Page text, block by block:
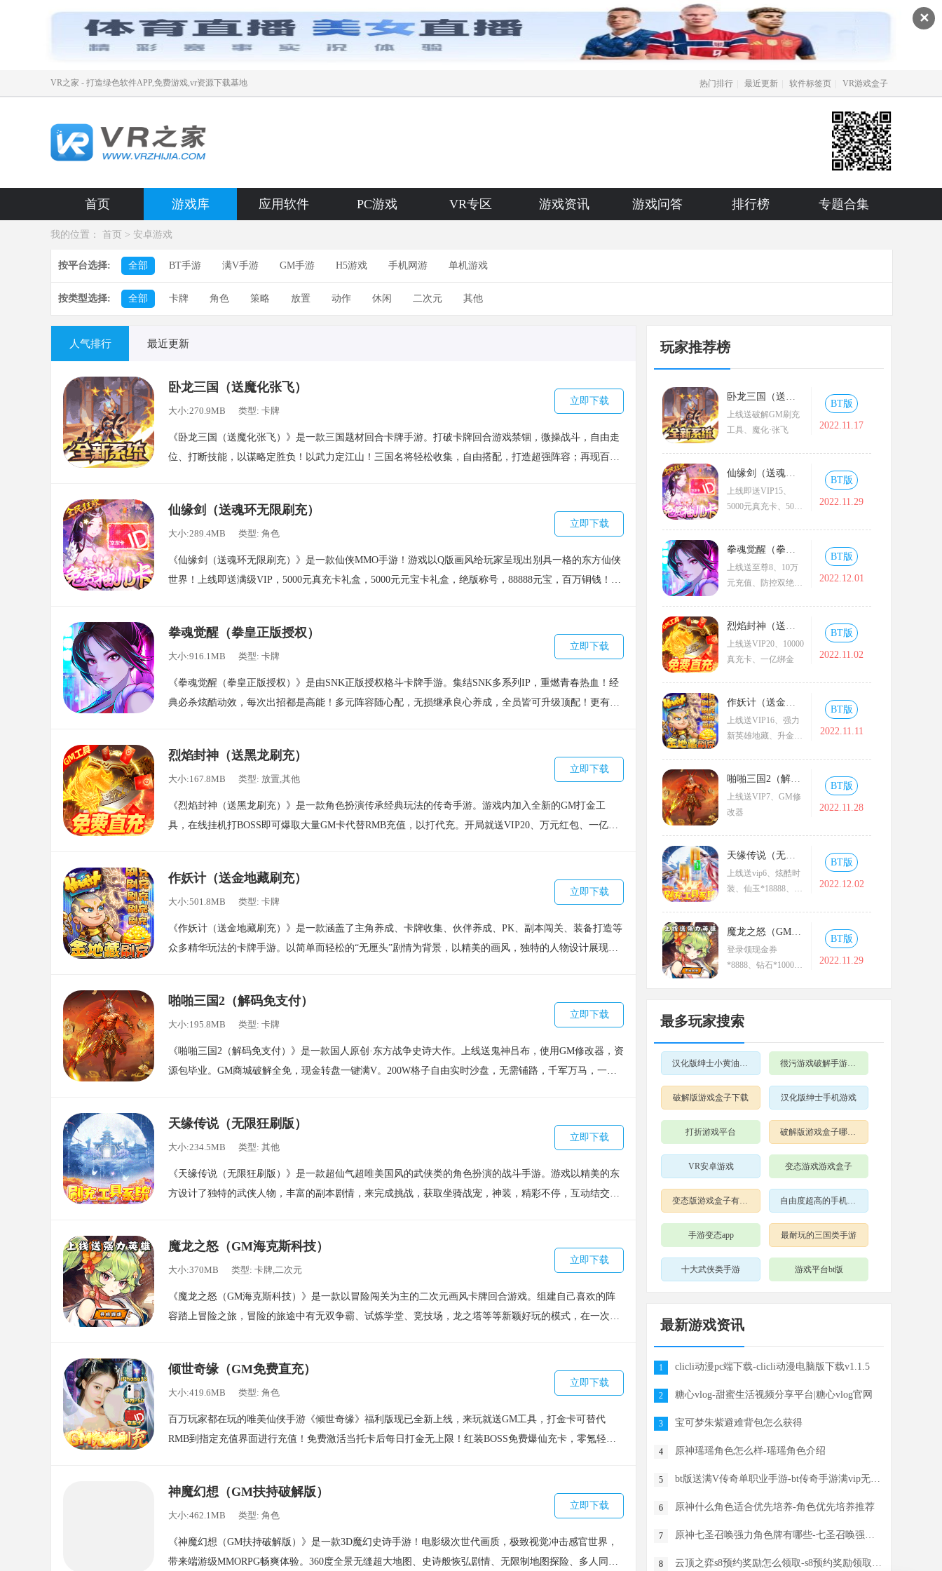
✕
VR之家 - 打造绿色软件APP,免费游戏,vr资源下载基地 热门排行 最近更新 软件标签页 VR游戏盒子
首页 游戏库 应用软件 PC游戏 VR专区 游戏资讯 游戏问答 排行榜 专题合集
我的位置： 首页 > 安卓游戏
按平台选择: 全部 BT手游 满V手游 GM手游 H5游戏 手机网游 单机游戏
按类型选择: 全部 卡牌 角色 策略 放置 动作 休闲 二次元 其他
人气排行 最近更新
卧龙三国（送魔化张飞）
大小:270.9MB 类型: 卡牌
《卧龙三国（送魔化张飞）》是一款三国题材回合卡牌手游。打破卡牌回合游戏禁锢，微操战斗，自由走
位、打断技能，以谋略定胜负！以武力定江山！三国名将轻松收集，自由搭配，打造超强阵容；再现百城
立即下载
仙缘剑（送魂环无限刷充）
大小:289.4MB 类型: 角色
《仙缘剑（送魂环无限刷充）》是一款仙侠MMO手游！游戏以Q版画风给玩家呈现出别具一格的东方仙侠
世界！上线即送满级VIP，5000元真充卡礼盒，5000元元宝卡礼盒，绝版称号，88888元宝，百万铜钱！全
能免费领取万年魂环。如此高福利的游戏，你还在等什么？激情的仙侠之路等你来开辟！
立即下载
拳魂觉醒（拳皇正版授权）
大小:916.1MB 类型: 卡牌
《拳魂觉醒（拳皇正版授权）》是由SNK正版授权格斗卡牌手游。集结SNK多系列IP，重燃青春热血！经
典必杀炫酷动效，每次出招都是高能！多元阵容随心配，无损继承良心养成，全员皆可升级顶配！更有全
立即下载
烈焰封神（送黑龙刷充）
大小:167.8MB 类型: 放置,其他
《烈焰封神（送黑龙刷充）》是一款角色扮演传承经典玩法的传奇手游。游戏内加入全新的GM打金工
具，在线挂机打BOSS即可爆取大量GM卡代替RMB充值，以打代充。开局就送VIP20、万元红包、一亿绑
立即下载
作妖计（送金地藏刷充）
大小:501.8MB 类型: 卡牌
《作妖计（送金地藏刷充）》是一款涵盖了主角养成、卡牌收集、伙伴养成、PK、副本闯关、装备打造等
众多精华玩法的卡牌手游。以简单而轻松的“无厘头”剧情为背景，以精美的画风，独特的人物设计展现给
的局限性。游戏吸取了传统卡牌产品经验，对用户体验重点进行了丰富，增强了卡牌收集成就感及培养的
乐趣，并且在其原有的核心上增强PVP、PVE系统，提升用户体验的同时加强游戏可玩性。
立即下载
啪啪三国2（解码免支付）
大小:195.8MB 类型: 卡牌
《啪啪三国2（解码免支付）》是一款国人原创·东方战争史诗大作。上线送鬼神吕布，使用GM修改器，资
源包毕业。GM商城破解全免，现金转盘一键满V。200W格子自由实时沙盘，无需铺路，千军万马，一触
立即下载
天缘传说（无限狂刷版）
大小:234.5MB 类型: 其他
《天缘传说（无限狂刷版）》是一款超仙气超唯美国风的武侠类的角色扮演的战斗手游。游戏以精美的东
方设计了独特的武侠人物，丰富的副本剧情，来完成挑战，获取坐骑战宠，神装，精彩不停，互动结交，
立即下载
魔龙之怒（GM海克斯科技）
大小:370MB 类型: 卡牌,二次元
《魔龙之怒（GM海克斯科技）》是一款以冒险闯关为主的二次元画风卡牌回合游戏。组建自己喜欢的阵
容踏上冒险之旅，冒险的旅途中有无双争霸、试炼学堂、竞技场，龙之塔等等新颖好玩的模式，在一次次
建王者队伍，冒险之旅中尽情享受战斗时刻！可爱Q萌的画风让人欲罢不能，还在等什么，快来与可爱女
神一起踏上英雄之路，尽享悠闲时刻！
立即下载
倾世奇缘（GM免费直充）
大小:419.6MB 类型: 角色
百万玩家都在玩的唯美仙侠手游《倾世奇缘》福利版现已全新上线，来玩就送GM工具，打金卡可替代
RMB到指定充值界面进行充值！免费激活当托卡后每日打金无上限！红装BOSS免费爆仙充卡，零氪轻松
意见，游戏版本内容持续更新！年度爆款福利仙侠手游等你来战！
立即下载
神魔幻想（GM扶持破解版）
大小:462.1MB 类型: 角色
《神魔幻想（GM扶持破解版）》是一款3D魔幻史诗手游！电影级次世代画质，极致视觉冲击感官世界，
带来端游级MMORPG畅爽体验。360度全景无缝超大地图、史诗般恢弘剧情、无限制地图探险、多人同屏
立即下载
玩家推荐榜
卧龙三国（送魔化张飞）
上线送破解GM刷充
工具、魔化·张飞
BT版
2022.11.17
仙缘剑（送魂环无限刷充）
上线即送VIP15、
5000元真充卡、5000
BT版
2022.11.29
拳魂觉醒（拳皇正版授权）
上线送至尊8、10万
元充值、防控双绝格
BT版
2022.12.01
烈焰封神（送黑龙刷充）
上线送VIP20、10000
真充卡、一亿绑金
BT版
2022.11.02
作妖计（送金地藏刷充）
上线送VIP16、强力
新英雄地藏、升金修
BT版
2022.11.11
啪啪三国2（解码免支付）
上线送VIP7、GM修
改器
BT版
2022.11.28
天缘传说（无限狂刷版）
上线送vip6、炫酷时
装、仙玉*18888、灵
BT版
2022.12.02
魔龙之怒（GM海克斯科技）
登录领现金券
*8888、钻石*1000
BT版
2022.11.29
最多玩家搜索
汉化版绅士小黄油游戏 很污游戏破解手游大全
破解版游戏盒子下载 汉化版绅士手机游戏
打折游戏平台 破解版游戏盒子哪个好用
VR安卓游戏 变态游戏游戏盒子
变态版游戏盒子有哪些 自由度超高的手机游戏
手游变态app 最耐玩的三国类手游
十大武侠类手游 游戏平台bt版
最新游戏资讯
1 clicli动漫pc端下载-clicli动漫电脑版下载v1.1.5
2 糖心vlog-甜蜜生活视频分享平台|糖心vlog官网
3 宝可梦朱紫避难背包怎么获得
4 原神瑶瑶角色怎么样-瑶瑶角色介绍
5 bt版送满V传奇单职业手游-bt传奇手游满vip无限元宝
6 原神什么角色适合优先培养-角色优先培养推荐
7 原神七圣召唤强力角色牌有哪些-七圣召唤强力角色牌推荐
8 云顶之弈s8预约奖励怎么领取-s8预约奖励领取方法